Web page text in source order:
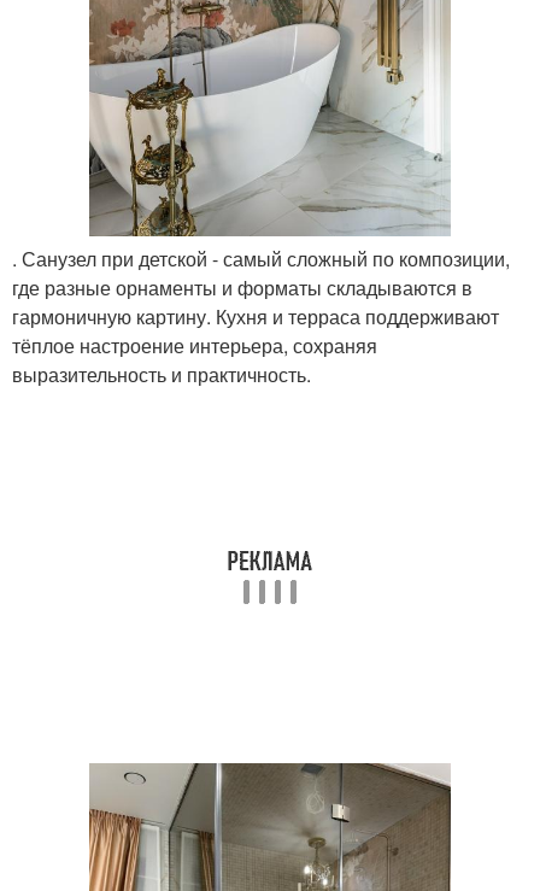
. Санузел при детской - самый сложный по композиции,
где разные орнаменты и форматы складываются в
гармоничную картину. Кухня и терраса поддерживают
тёплое настроение интерьера, сохраняя
выразительность и практичность.